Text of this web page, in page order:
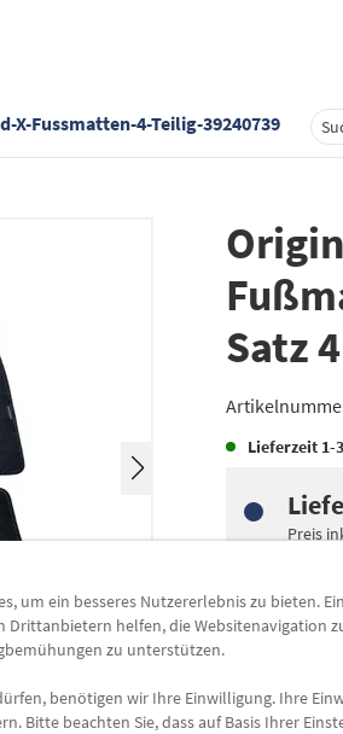
X-Fussmatten-4-Teilig-39240739
Satz
Lieferzeit 1-
Preis
um ein besseres Nutzererlebnis zu bieten.
helfen, die Websitenavigation
zu unterstützen.
benötigen wir Ihre Einwilligung. Ihre
Bitte beachten Sie, dass auf Basis Ihrer